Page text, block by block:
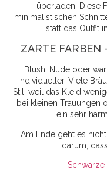
überladen. Diese
minimalistischen
statt das Outfit
ZARTE FARBEN
Blush, Nude oder
individueller. Viele
Stil, weil das Kleid
bei kleinen Trauungen
ein sehr
Am Ende geht es
darum,
Schwarze